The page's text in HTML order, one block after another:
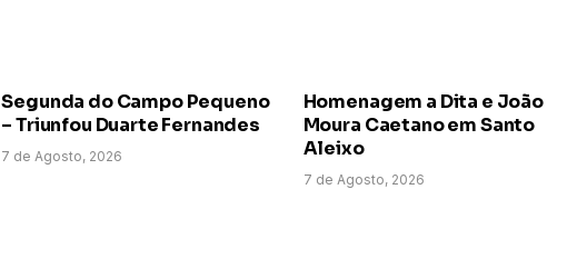
Segunda do Campo Pequeno
– Triunfou Duarte Fernandes
7 de Agosto, 2026
Homenagem a Dita e João
Moura Caetano em Santo
Aleixo
7 de Agosto, 2026